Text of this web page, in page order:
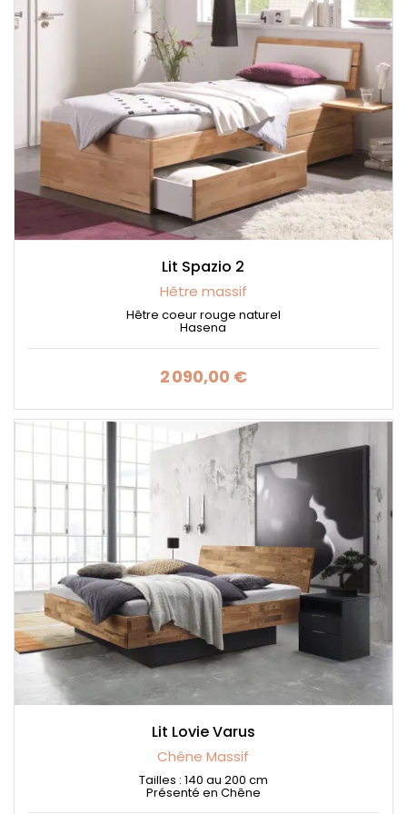
Lit Spazio 2
Hêtre massif
Hêtre coeur rouge naturel
Hasena
Prix
2 090,00 €
Lit Lovie Varus
Chêne Massif
Tailles : 140 au 200 cm
Présenté en Chêne